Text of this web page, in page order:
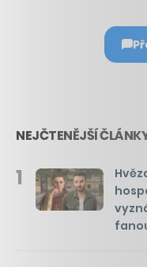
NEJČTENĚJŠÍ
1